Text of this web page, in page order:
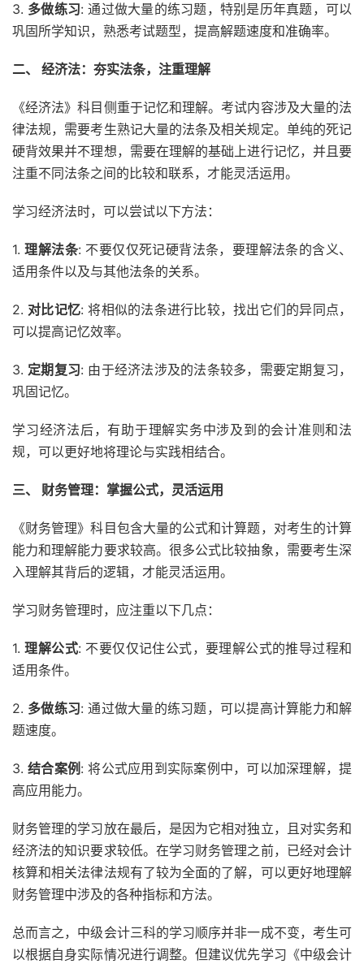
3. 多做练习: 通过做大量的练习题，特别是历年真题，可以
巩固所学知识，熟悉考试题型，提高解题速度和准确率。
二、 经济法：夯实法条，注重理解
《经济法》科目侧重于记忆和理解。考试内容涉及大量的法
律法规，需要考生熟记大量的法条及相关规定。单纯的死记
硬背效果并不理想，需要在理解的基础上进行记忆，并且要
注重不同法条之间的比较和联系，才能灵活运用。
学习经济法时，可以尝试以下方法：
1.理解法条: 不要仅仅死记硬背法条，要理解法条的含义、
适用条件以及与其他法条的关系。
2. 对比记忆: 将相似的法条进行比较，找出它们的异同点，
可以提高记忆效率。
3. 定期复习: 由于经济法涉及的法条较多，需要定期复习，
巩固记忆。
学习经济法后，有助于理解实务中涉及到的会计准则和法
规，可以更好地将理论与实践相结合。
三、 财务管理：掌握公式，灵活运用
《财务管理》科目包含大量的公式和计算题，对考生的计算
能力和理解能力要求较高。很多公式比较抽象，需要考生深
入理解其背后的逻辑，才能灵活运用。
学习财务管理时，应注重以下几点：
1.理解公式: 不要仅仅记住公式，要理解公式的推导过程和
适用条件。
2. 多做练习: 通过做大量的练习题，可以提高计算能力和解
题速度。
3.结合案例 : 将公式应用到实际案例中，可以加深理解，提
高应用能力。
财务管理的学习放在最后，是因为它相对独立，且对实务和
经济法的知识要求较低。在学习财务管理之前，已经对会计
核算和相关法律法规有了较为全面的了解，可以更好地理解
财务管理中涉及的各种指标和方法。
总而言之，中级会计三科的学习顺序并非一成不变，考生可
以根据自身实际情况进行调整。但建议优先学习《中级会计